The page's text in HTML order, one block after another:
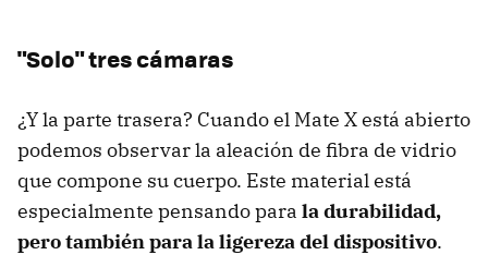
"Solo" tres cámaras
¿Y la parte trasera? Cuando el Mate X está abierto
podemos observar la aleación de fibra de vidrio
que compone su cuerpo. Este material está
especialmente pensando para la durabilidad,
pero también para la ligereza del dispositivo.